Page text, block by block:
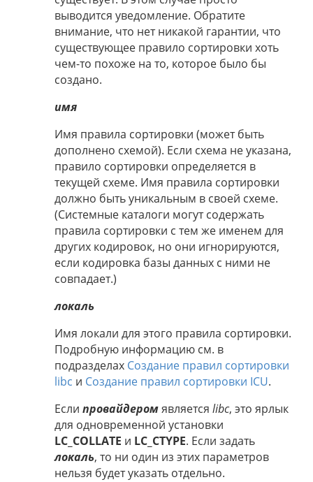
выводится уведомление. Обратите
внимание, что нет никакой гарантии, что
существующее правило сортировки хоть
чем-то похоже на то, которое было бы
создано.
имя
Имя правила сортировки (может быть
дополнено схемой). Если схема не указана,
правило сортировки определяется в
текущей схеме. Имя правила сортировки
должно быть уникальным в своей схеме.
(Системные каталоги могут содержать
правила сортировки с тем же именем для
других кодировок, но они игнорируются,
если кодировка базы данных с ними не
совпадает.)
локаль
Имя локали для этого правила сортировки.
Подробную информацию см. в
подразделах Создание правил сортировки
libc и Создание правил сортировки ICU.
Если провайдеромявляется libc, это ярлык
для одновременной установки
LC_COLLATE и LC_CTYPE. Если задать
локаль, то ни один из этих параметров
нельзя будет указать отдельно.